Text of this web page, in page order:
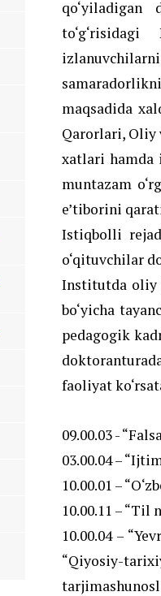
maqsadida
Qarorlari, Oliy
xatlari
muntazam
e’tiborini
Istiqbolli
o‘qituvchilar
Institutda oliy
bo‘yicha
pedagogik
faoliyat
09.00.03 -
03.00.04 –
10.00.01 –
10.00.11 –
10.00.04 –
“Qiyosiy-